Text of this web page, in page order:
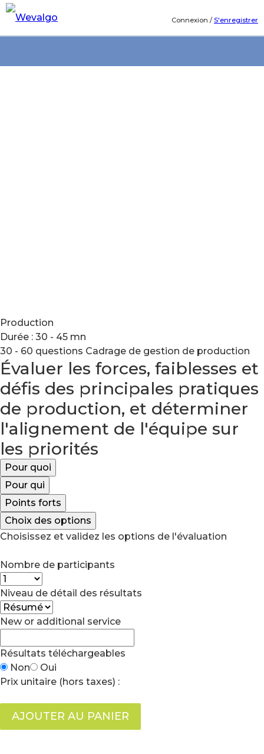
Connexion /S'enregistrer
Production
Durée : 30 - 45 mn
30 - 60 questions Cadrage de gestion de production
Évaluer les forces, faiblesses et
défis des principales pratiques
de production, et déterminer
l'alignement de l'équipe sur
les priorités
Pour quoi
Pour qui
Points forts
Choix des options
Choisissez et validez les options de l'évaluation
Nombre de participants
Niveau de détail des résultats
New or additional service
Résultats téléchargeables
Non
Oui
Prix unitaire (hors taxes) :
AJOUTER AU PANIER